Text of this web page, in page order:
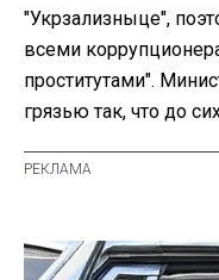
"Укрзализныце",
всеми
проститутами".
грязью так, что до